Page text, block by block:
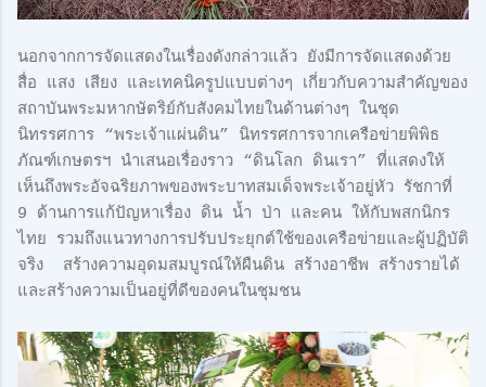
นอกจากการจัดแสดงในเรื่องดังกล่าวแล้ว ยังมีการจัดแสดงด้วย
สื่อ แสง เสียง และเทคนิครูปแบบต่างๆ เกี่ยวกับความสำคัญของ
สถาบันพระมหากษัตริย์กับสังคมไทยในด้านต่างๆ ในชุด
นิทรรศการ “พระเจ้าแผ่นดิน” นิทรรศการจากเครือข่ายพิพิธ
ภัณฑ์เกษตรฯ นำเสนอเรื่องราว “ดินโลก ดินเรา” ที่แสดงให้
เห็นถึงพระอัจฉริยภาพของพระบาทสมเด็จพระเจ้าอยู่หัว รัชกาที่
9 ด้านการแก้ปัญหาเรื่อง ดิน น้ำ ป่า และคน ให้กับพสกนิกร
ไทย รวมถึงแนวทางการปรับประยุกต์ใช้ของเครือข่ายและผู้ปฏิบัติ
จริง สร้างความอุดมสมบูรณ์ให้ผืนดิน สร้างอาชีพ สร้างรายได้
และสร้างความเป็นอยู่ที่ดีของคนในชุมชน